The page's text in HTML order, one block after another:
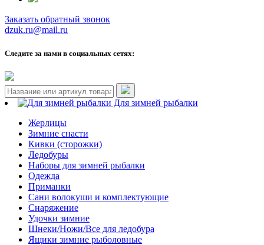
Заказать обратный звонок
dzuk.ru@mail.ru
Следите за нами в социальных сетях:
Для зимней рыбалки
Жерлицы
Зимние снасти
Кивки (сторожки)
Ледобуры
Наборы для зимней рыбалки
Одежда
Приманки
Сани волокуши и комплектующие
Снаряжение
Удочки зимние
Шнеки/Ножи/Все для ледобура
Ящики зимние рыболовные